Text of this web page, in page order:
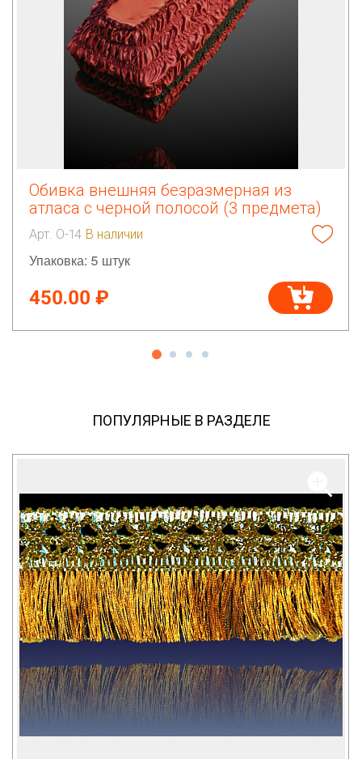
Обивка внешняя безразмерная из
атласа с черной полосой (3 предмета)
Арт. О-14 В наличии
Упаковка: 5 штук
450.00 ₽
ПОПУЛЯРНЫЕ В РАЗДЕЛЕ